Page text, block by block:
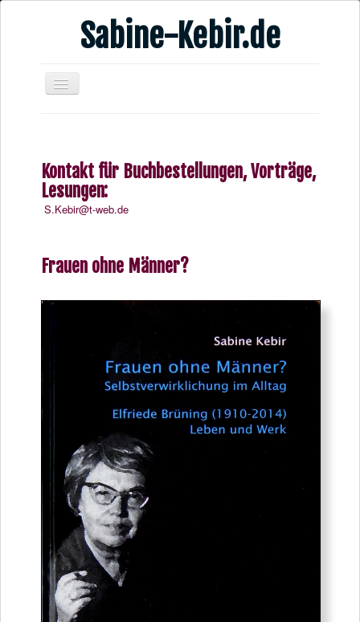
Sabine-Kebir.de
Publikationen
Veranstaltungsangebote
Videos
Kontakt für Buchbestellungen, Vorträge,
Lesungen:
S.Kebir@t-web.de
Frauen ohne Männer?